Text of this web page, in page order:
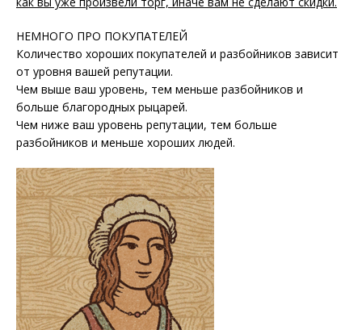
НЕМНОГО ПРО ПОКУПАТЕЛЕЙ
Количество хороших покупателей и разбойников зависит
от уровня вашей репутации.
Чем выше ваш уровень, тем меньше разбойников и
больше благородных рыцарей.
Чем ниже ваш уровень репутации, тем больше
разбойников и меньше хороших людей.